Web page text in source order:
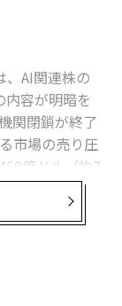
、AI関連株の
容が明暗を
関閉鎖が終了
市場の売り圧
億ドル（約7